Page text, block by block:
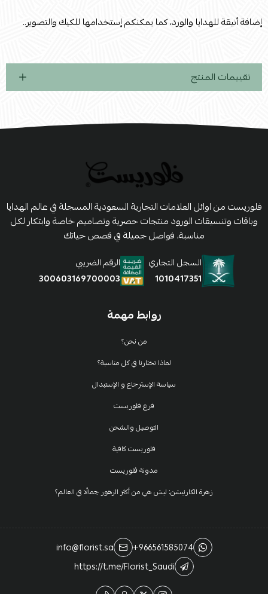
إضافة أنيقة للهدايا والورد، كما يمكنكم إستخدامها للكيك والتصوير..
تقييمات المنتج
روابط مهمة
من نحن؟
لماذا تختارنا في كل مناسبة؟
سياسة الإسترجاع و الإستبدال
فرع فلوريست
التوصيل والشحن
فلوريست كافية
مدونة فلوريست
زهرة الكارنيشن: ليش هي من أكثر الزهور جمالًا في العالم؟
فلوريست من اوائل العلامات التجارية السعودية المسجلة في عالم الهدايا
وباقات وتنسيقات الورود منتجات حصرية وتصاميم خاصة وابتكار لكل
مناسبة، فواصل جميلة في قصص حياتك
السجل التجاري
1010417351
الرقم الضريبي
300603169700003
+966561585074
info@florist.sa
https://t.me/Florist_Saudi